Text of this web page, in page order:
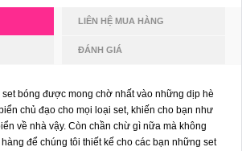
LIÊN HỆ MUA HÀNG
ĐÁNH GIÁ
set bóng được mong chờ nhất vào những dịp hè
chủ đạo cho mọi loại set, khiến cho bạn như
về nhà vậy. Còn chần chừ gì nữa mà không
để chúng tôi thiết kế cho các bạn những set